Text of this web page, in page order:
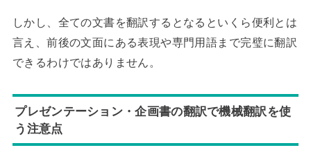
しかし、全ての文書を翻訳するとなるといくら便利とは
言え、前後の文面にある表現や専門用語まで完璧に翻訳
できるわけではありません。
プレゼンテーション・企画書の翻訳で機械翻訳を使
う注意点